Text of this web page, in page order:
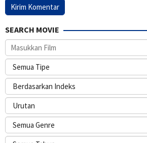
SEARCH MOVIE